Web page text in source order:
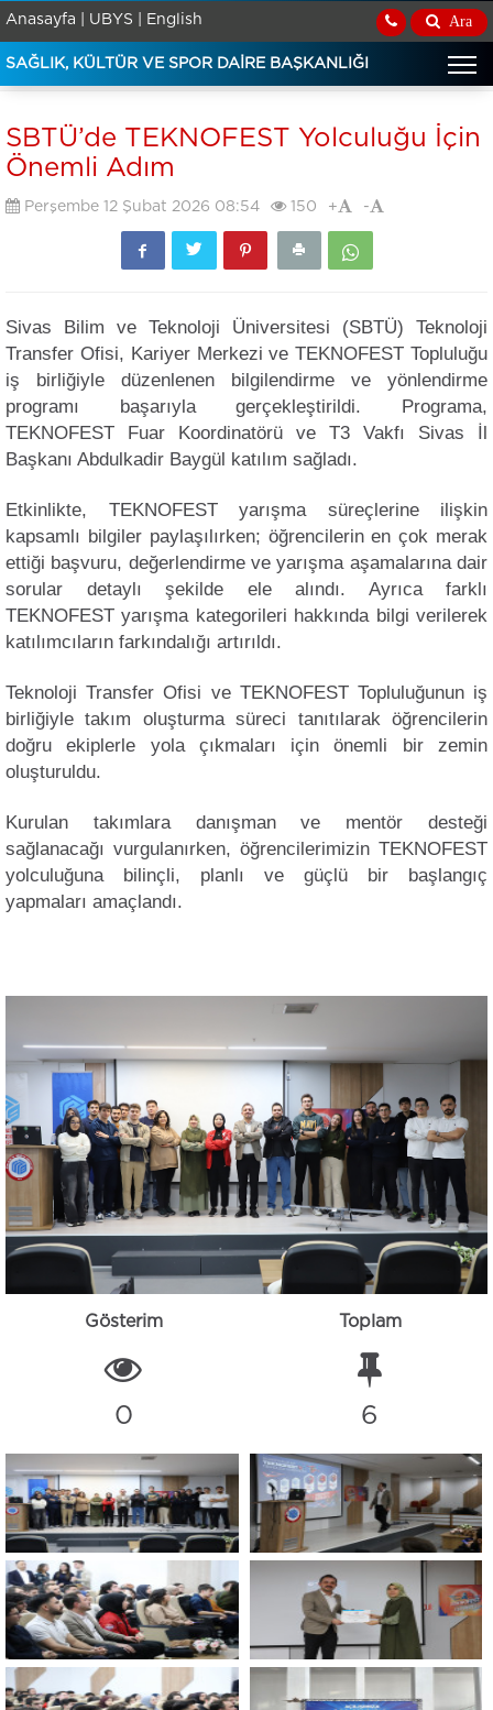
Ara
Anasayfa | UBYS | English
SAĞLIK, KÜLTÜR VE SPOR DAİRE BAŞKANLIĞI
SBTÜ’de TEKNOFEST Yolculuğu İçin
Önemli Adım
Perşembe 12 Şubat 2026 08:54 150 + -
Sivas Bilim ve Teknoloji Üniversitesi (SBTÜ) Teknoloji
Transfer Ofisi, Kariyer Merkezi ve TEKNOFEST Topluluğu
iş birliğiyle düzenlenen bilgilendirme ve yönlendirme
programı başarıyla gerçekleştirildi. Programa,
TEKNOFEST Fuar Koordinatörü ve T3 Vakfı Sivas İl
Başkanı Abdulkadir Baygül katılım sağladı.
Etkinlikte, TEKNOFEST yarışma süreçlerine ilişkin
kapsamlı bilgiler paylaşılırken; öğrencilerin en çok merak
ettiği başvuru, değerlendirme ve yarışma aşamalarına dair
sorular detaylı şekilde ele alındı. Ayrıca farklı
TEKNOFEST yarışma kategorileri hakkında bilgi verilerek
katılımcıların farkındalığı artırıldı.
Teknoloji Transfer Ofisi ve TEKNOFEST Topluluğunun iş
birliğiyle takım oluşturma süreci tanıtılarak öğrencilerin
doğru ekiplerle yola çıkmaları için önemli bir zemin
oluşturuldu.
Kurulan takımlara danışman ve mentör desteği
sağlanacağı vurgulanırken, öğrencilerimizin TEKNOFEST
yolculuğuna bilinçli, planlı ve güçlü bir başlangıç
yapmaları amaçlandı.
Gösterim
0
Toplam
6